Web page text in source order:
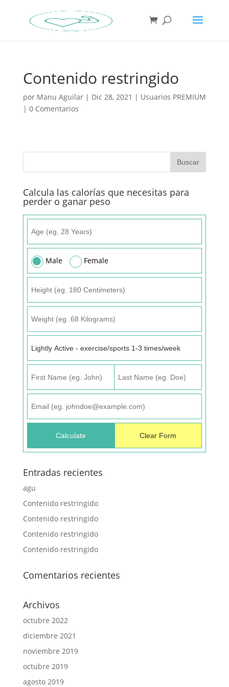
Contenido restringido
por Manu Aguilar| Dic 28, 2021 | Usuarios PREMIUM
| 0 Comentarios
Calcula las calorías que necesitas para
perder o ganar peso
Male Female
Entradas recientes
agu
Contenido restringido
Contenido restringido
Contenido restringido
Contenido restringido
Comentarios recientes
Archivos
octubre 2022
diciembre 2021
noviembre 2019
octubre 2019
agosto 2019